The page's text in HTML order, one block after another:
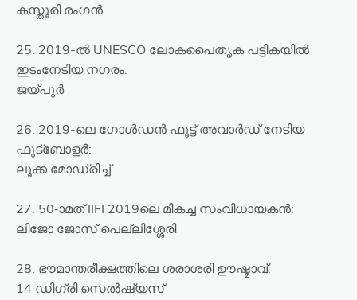
കസ്തൂരി രംഗൻ
25. 2019-ൽ UNESCO ലോകപൈതൃക പട്ടികയിൽ
ഇടംനേടിയ നഗരം:
ജയ്പുർ
26. 2019-ലെ ഗോൾഡൻ ഫൂട്ട് അവാർഡ് നേടിയ
ഫുട്ബോളർ:
ലൂക്ക മോഡ്രിച്ച്
27. 50-ാമത് IIFI 2019ലെ മികച്ച സംവിധായകൻ:
ലിജോ ജോസ് പെല്ലിശ്ശേരി
28. ഭൗമാന്തരീക്ഷത്തിലെ ശരാശരി ഊഷ്മാവ്:
14 ഡിഗ്രി സെൽഷ്യസ്